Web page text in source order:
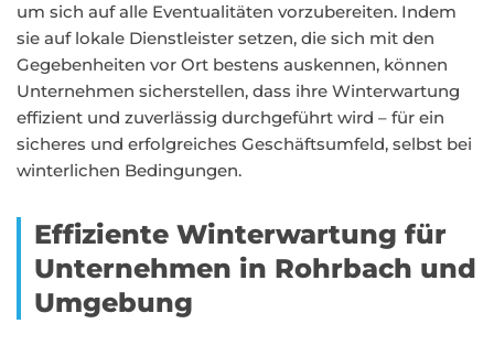
um sich auf alle Eventualitäten vorzubereiten. Indem
sie auf lokale Dienstleister setzen, die sich mit den
Gegebenheiten vor Ort bestens auskennen, können
Unternehmen sicherstellen, dass ihre Winterwartung
effizient und zuverlässig durchgeführt wird – für ein
sicheres und erfolgreiches Geschäftsumfeld, selbst bei
winterlichen Bedingungen.
Effiziente Winterwartung für
Unternehmen in Rohrbach und
Umgebung